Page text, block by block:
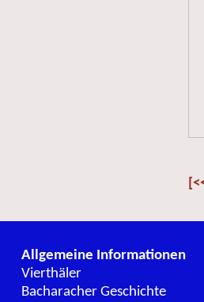
Allgemeine Informationen
Vierthäler
Bacharacher Geschichte